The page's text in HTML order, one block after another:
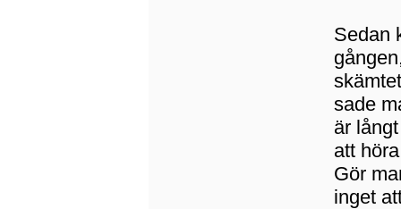
Sedan
sade
är
att
Gör
inget